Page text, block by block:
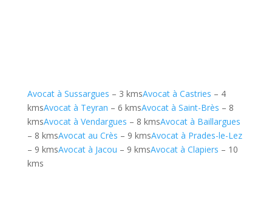
Avocat à Sussargues – 3 kmsAvocat à Castries – 4
kmsAvocat à Teyran – 6 kmsAvocat à Saint-Brès – 8
kmsAvocat à Vendargues – 8 kmsAvocat à Baillargues
– 8 kmsAvocat au Crès – 9 kmsAvocat à Prades-le-Lez
– 9 kmsAvocat à Jacou – 9 kmsAvocat à Clapiers – 10
kms